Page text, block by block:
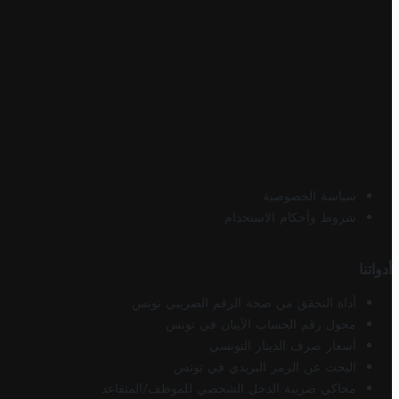
سياسة الخصوصية
شروط وأحكام الاستخدام
أدواتنا
أداة التحقق من صحة الرقم الضريبي تونس
محول رقم الحساب الآيبان في تونس
أسعار صرف الدينار التونسي
البحث عن الرمز البريدي في تونس
محاكي ضريبة الدخل الشخصي للموظف/المتقاعد